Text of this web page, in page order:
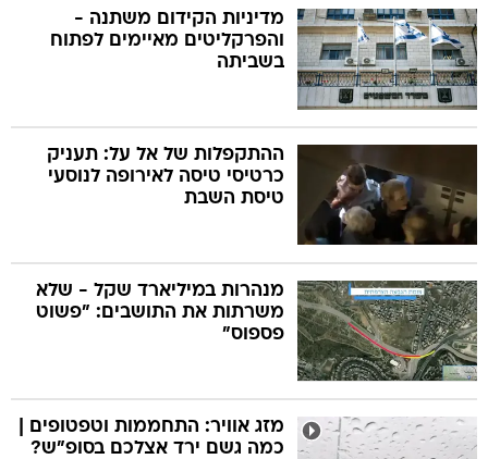
מדיניות הקידום משתנה -
והפרקליטים מאיימים לפתוח
בשביתה
ההתקפלות של אל על: תעניק
כרטיסי טיסה לאירופה לנוסעי
טיסת השבת
מנהרות במיליארד שקל - שלא
משרתות את התושבים: "פשוט
פספוס"
מזג אוויר: התחממות וטפטופים |
כמה גשם ירד אצלכם בסופ"ש?